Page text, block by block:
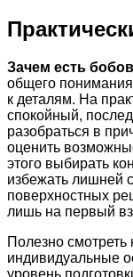
Зачем есть
общего
к деталям. На
спокойный,
разобраться в
оценить
этого выбирать
избежать лишней
поверхностных
лишь на первый
Полезно
индивидуальные
уровень